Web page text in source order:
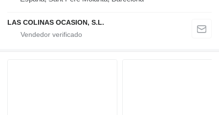
LAS COLINAS OCASION, S.L.